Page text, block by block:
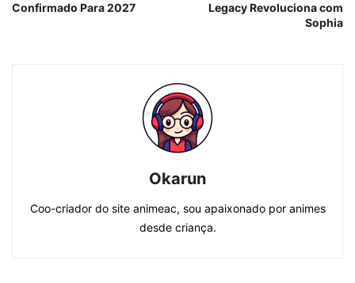
Confirmado Para 2027
Legacy Revoluciona com
Sophia
Okarun
Coo-criador do site animeac, sou apaixonado por animes
desde criança.